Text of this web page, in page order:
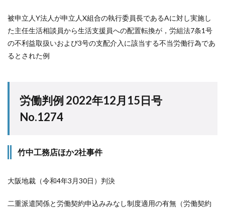
被申立人Y法人が申立人X組合の執行委員長であるAに対し実施し
た主任生活相談員から生活支援員への配置転換が，労組法7条1号
の不利益取扱いおよび3号の支配介入に該当する不当労働行為であ
るとされた例
労働判例 2022年12月15日号
No.1274
竹中工務店ほか2社事件
大阪地裁（令和4年3月30日）判決
二重派遣関係と労働契約申込みみなし制度適用の有無（労働契約